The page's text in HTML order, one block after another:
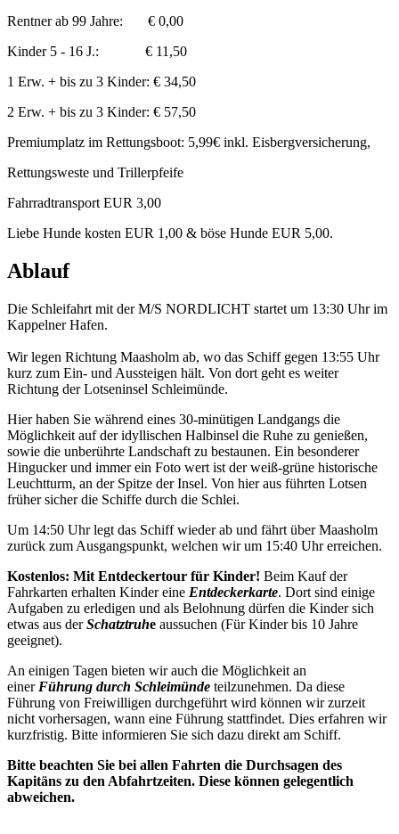
Rentner ab 99 Jahre: € 0,00
Kinder 5 - 16 J.: € 11,50
1 Erw. + bis zu 3 Kinder: € 34,50
2 Erw. + bis zu 3 Kinder: € 57,50
Premiumplatz im Rettungsboot: 5,99€ inkl. Eisbergversicherung,
Rettungsweste und Trillerpfeife
Fahrradtransport EUR 3,00
Liebe Hunde kosten EUR 1,00 & böse Hunde EUR 5,00.
Ablauf
Die Schleifahrt mit der M/S NORDLICHT startet um 13:30 Uhr im
Kappelner Hafen.
Wir legen Richtung Maasholm ab, wo das Schiff gegen 13:55 Uhr
kurz zum Ein- und Aussteigen hält. Von dort geht es weiter
Richtung der Lotseninsel Schleimünde.
Hier haben Sie während eines 30-minütigen Landgangs die
Möglichkeit auf der idyllischen Halbinsel die Ruhe zu genießen,
sowie die unberührte Landschaft zu bestaunen. Ein besonderer
Hingucker und immer ein Foto wert ist der weiß-grüne historische
Leuchtturm, an der Spitze der Insel. Von hier aus führten Lotsen
früher sicher die Schiffe durch die Schlei.
Um 14:50 Uhr legt das Schiff wieder ab und fährt über Maasholm
zurück zum Ausgangspunkt, welchen wir um 15:40 Uhr erreichen.
Kostenlos: Mit Entdeckertour für Kinder! Beim Kauf der
Fahrkarten erhalten Kinder eine Entdeckerkarte. Dort sind einige
Aufgaben zu erledigen und als Belohnung dürfen die Kinder sich
etwas aus der Schatztruhe aussuchen (Für Kinder bis 10 Jahre
geeignet).
An einigen Tagen bieten wir auch die Möglichkeit an
einer Führung durch Schleimünde teilzunehmen. Da diese
Führung von Freiwilligen durchgeführt wird können wir zurzeit
nicht vorhersagen, wann eine Führung stattfindet. Dies erfahren wir
kurzfristig. Bitte informieren Sie sich dazu direkt am Schiff.
Bitte beachten Sie bei allen Fahrten die Durchsagen des
Kapitäns zu den Abfahrtzeiten. Diese können gelegentlich
abweichen.